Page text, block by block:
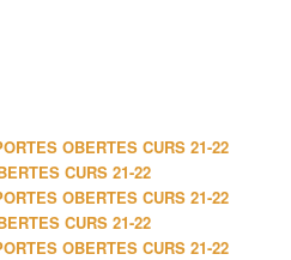
OBERTES CURS 21-22
CURS 21-22
OBERTES CURS 21-22
CURS 21-22
OBERTES CURS 21-22